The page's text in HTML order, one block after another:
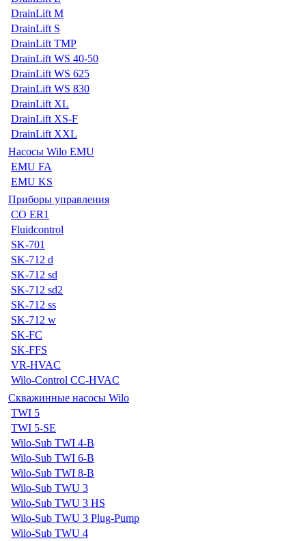
DrainLift M
DrainLift S
DrainLift TMP
DrainLift WS 40-50
DrainLift WS 625
DrainLift WS 830
DrainLift XL
DrainLift XS-F
DrainLift XXL
Насосы Wilo EMU
EMU FA
EMU KS
Приборы управления
CO ER1
Fluidcontrol
SK-701
SK-712 d
SK-712 sd
SK-712 sd2
SK-712 ss
SK-712 w
SK-FC
SK-FFS
VR-HVAC
Wilo-Control CC-HVAC
Скважинные насосы Wilo
TWI 5
TWI 5-SE
Wilo-Sub TWI 4-B
Wilo-Sub TWI 6-B
Wilo-Sub TWI 8-B
Wilo-Sub TWU 3
Wilo-Sub TWU 3 HS
Wilo-Sub TWU 3 Plug-Pump
Wilo-Sub TWU 4